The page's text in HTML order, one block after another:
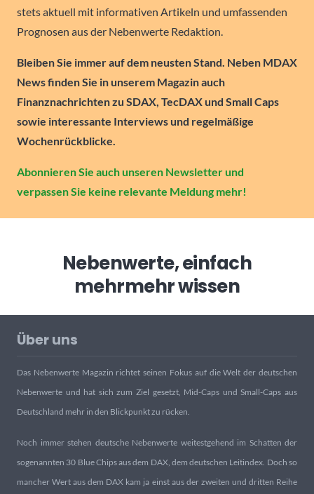
stets aktuell mit informativen Artikeln und umfassenden
Prognosen aus der Nebenwerte Redaktion.
Bleiben Sie immer auf dem neusten Stand. Neben MDAX
News finden Sie in unserem Magazin auch
Finanznachrichten zu SDAX, TecDAX und Small Caps
sowie interessante Interviews und regelmäßige
Wochenrückblicke.
Abonnieren Sie auch unseren Newsletter und
verpassen Sie keine relevante Meldung mehr!
Nebenwerte, einfach
mehrmehr wissen
Über uns
Das Nebenwerte Magazin richtet seinen Fokus auf die Welt der deutschen
Nebenwerte und hat sich zum Ziel gesetzt, Mid-Caps und Small-Caps aus
Deutschland mehr in den Blickpunkt zu rücken.
Noch immer stehen deutsche Nebenwerte weitestgehend im Schatten der
sogenannten 30 Blue Chips aus dem DAX, dem deutschen Leitindex. Doch so
mancher Wert aus dem DAX kam ja einst aus der zweiten und dritten Reihe